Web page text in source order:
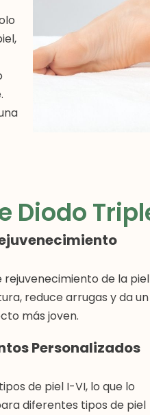
rejuvenecimiento de la piel
reduce arrugas y da un
más joven.
Personalizados
de piel I-VI, lo que lo
diferentes tipos de piel